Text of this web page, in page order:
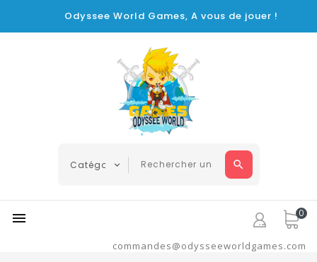
Odyssee World Games, A vous de jouer !
 0
commandes@odysseeworldgames.com